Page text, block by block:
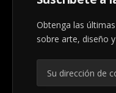
Obtenga las
sobre arte, diseño